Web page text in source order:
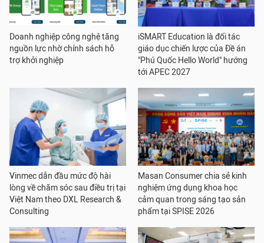
Doanh nghiệp công nghệ tăng
nguồn lực nhờ chính sách hỗ
trợ khởi nghiệp
iSMART Education là đối tác
giáo dục chiến lược của Đề án
"Phú Quốc Hello World" hướng
tới APEC 2027
Vinmec dẫn đầu mức độ hài
lòng về chăm sóc sau điều trị tại
Việt Nam theo DXL Research &
Consulting
Masan Consumer chia sẻ kinh
nghiệm ứng dụng khoa học
cảm quan trong sáng tạo sản
phẩm tại SPISE 2026